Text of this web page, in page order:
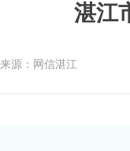
湛江
来源：网信湛江